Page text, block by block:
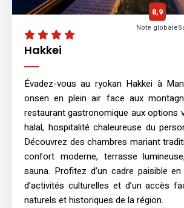
Hakkei
8,9
Note globale
Évadez-vous au ryokan Hakkei à
onsen en plein air face aux
restaurant gastronomique aux options
halal, hospitalité chaleureuse du
Découvrez des chambres mariant
confort moderne, terrasse
sauna. Profitez d’un cadre paisible
d’activités culturelles et d’un accès
naturels et historiques de la région.